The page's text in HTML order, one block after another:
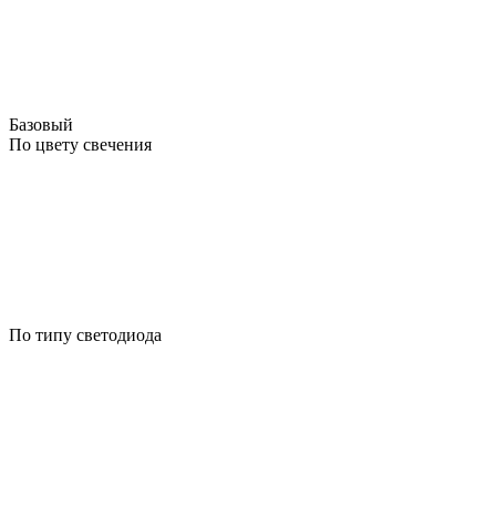
Базовый
По цвету свечения
По типу светодиода